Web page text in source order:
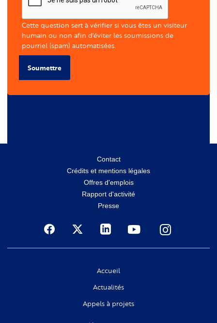
Cette question sert à vérifier si vous êtes un visiteur
humain ou non afin d'éviter les soumissions de
pourriel (spam) automatisées.
Soumettre
Contact
Crédits et mentions légales
Offres d'emplois
Rapport d'activité
Presse
Social
Accueil
Actualités
Appels à projets